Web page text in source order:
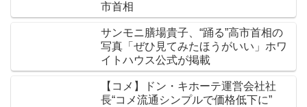
市首相
サンモニ膳場貴子、“踊る”高市首相の
写真「ぜひ見てみたほうがいい」ホワ
イトハウス公式が掲載
【コメ】ドン・キホーテ運営会社社
長“コメ流通シンプルで価格低下に”